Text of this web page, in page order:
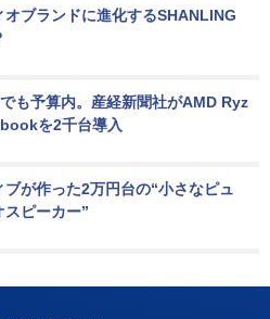
オブランドに進化するSHANLING
も予算内。産経新聞社がAMD Ryz
を2千台導入
ブが作った2万円台の“小さなピュ
スピーカー”